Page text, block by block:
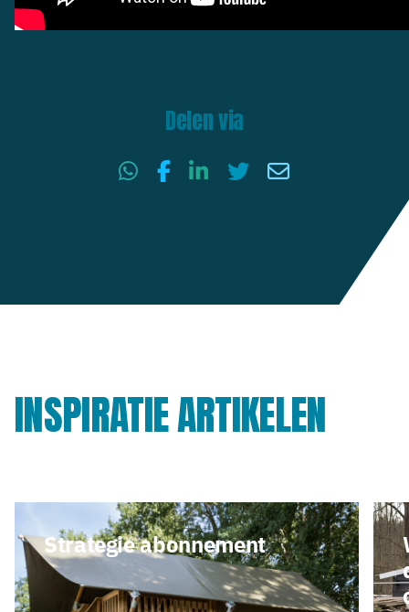
Delen via
INSPIRATIE ARTIKELEN
Strategie abonnement